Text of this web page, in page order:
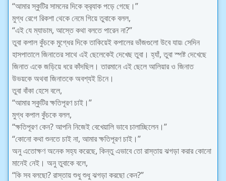
“আমার স্কুটির সামনের দিকে ক্র্যাক পড়ে গেছে।”
মুগ্ধ রেগে রিকশা থেকে নেমে গিয়ে তুবাকে বলল,
“এই যে ম্যাডাম, আস্তে কথা বলতে পারেন না?”
তুবা কপাল কুঁচকে মুগ্ধের দিকে তাকিয়েই কপালের ভাঁজগুলো উবে যায়৷ সেদিন
হাসপাতালে জিনাতের সাথে এই ছেলেকেই দেখেছ তুবা। হ্যাঁ, তুবা স্পষ্ট দেখেছে
জিনাত একে জড়িয়ে ধরে কাঁদছিল। তারমানে এই ছেলে আলিয়ার ও জিনাত
উভয়কে অথবা জিনাতকে অবশ্যই চিনে।
তুবা বাঁকা হেসে বলে,
“আমার স্কুটির ক্ষতিপূরণ চাই।”
মুগ্ধ কপাল কুঁচকে বলল,
“ক্ষতিপূরণ কেন? আপনি নিজেই বেখেয়ালি ভাবে চালাচ্ছিলেন।”
“কোনো কথা শুনতে চাই না, আমার ক্ষতিপূরণ চাই।”
অনু এতোক্ষণ অনেক সহ্য করেছে, কিন্তু এভাবে তো রাস্তায় ঝগড়া করার কোনো
মানেই নেই। অনু তুবাকে বলে,
“কি সব বলছো? রাস্তায় শুধু শুধু ঝগড়া করছো কেন?”